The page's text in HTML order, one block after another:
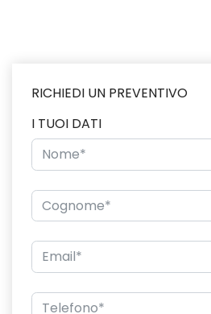
RICHIEDI UN PREVENTIVO
I TUOI DATI